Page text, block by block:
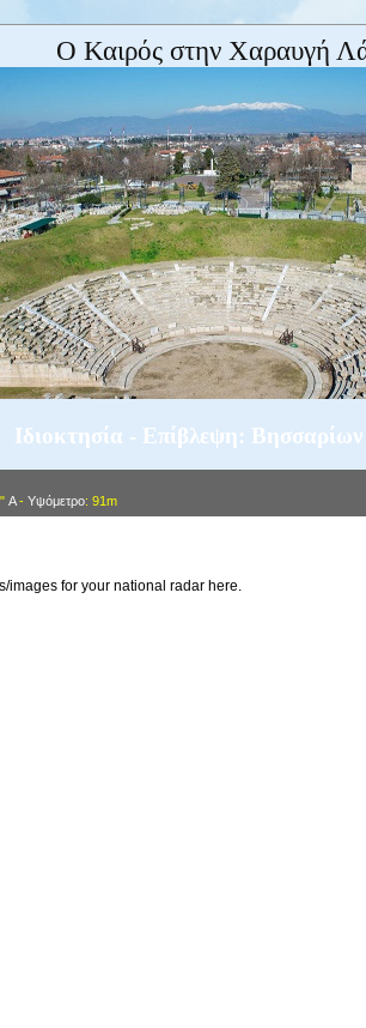
Ο Καιρός στην Χαραυγή
Ιδιοκτησία - Επίβλεψη:
Α- Υψόμετρο: 91m
images for your national radar here.